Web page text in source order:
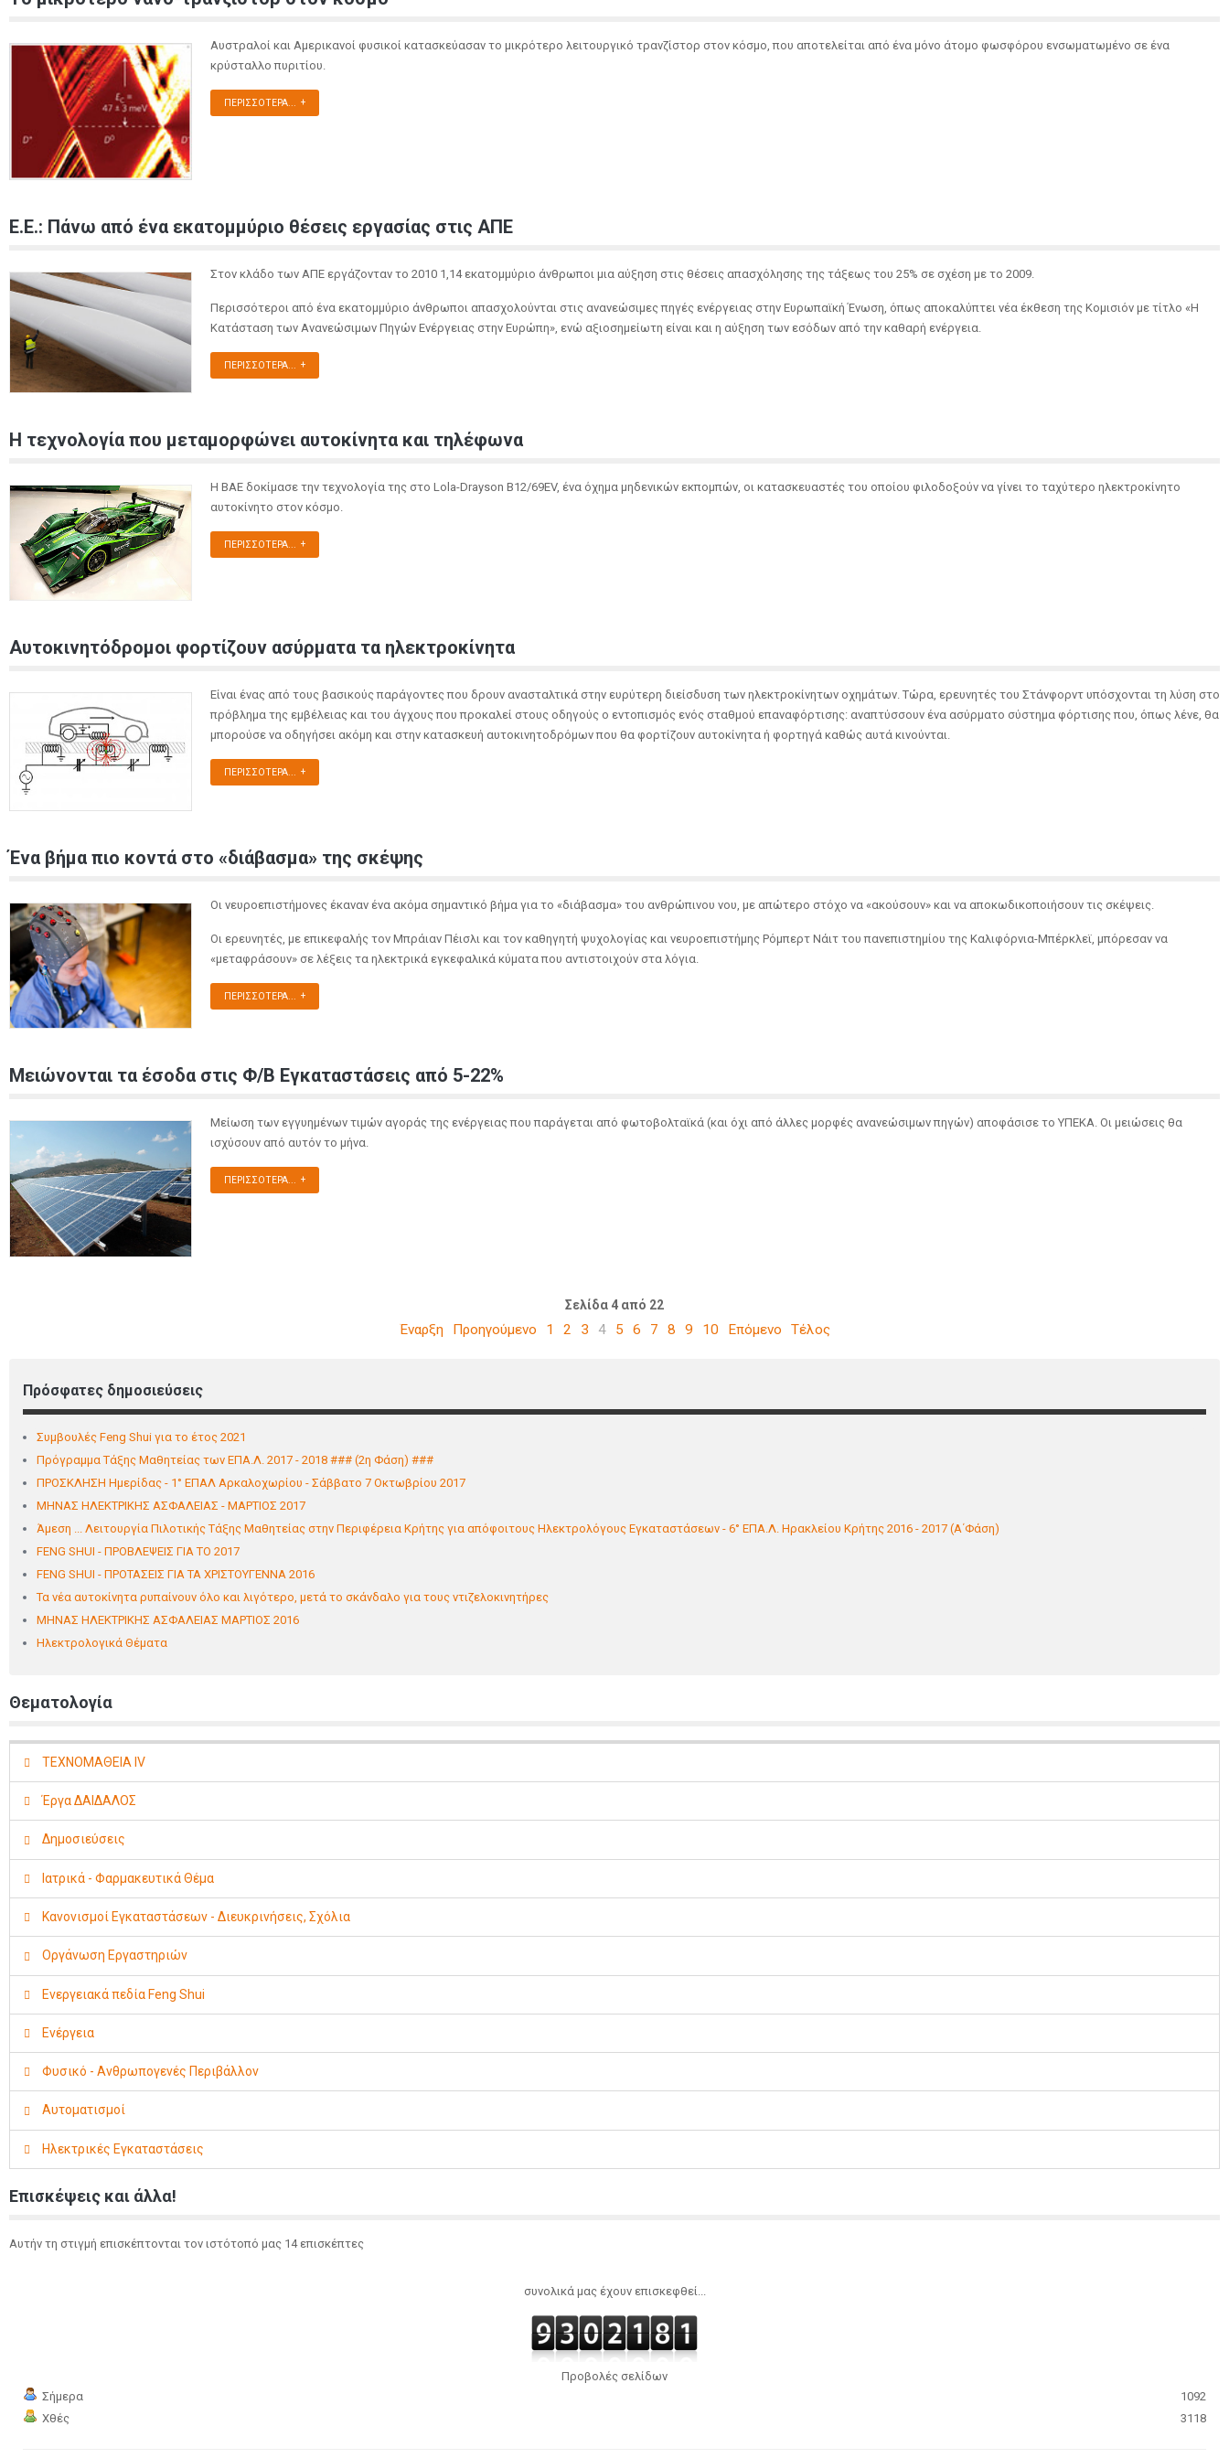
Αυστραλοί και Αμερικανοί φυσικοί κατασκεύασαν το μικρότερο λειτουργικό τρανζίστορ στον κόσμο, που αποτελείται από ένα μόνο άτομο φωσφόρου ενσωματωμένο σε ένα
κρύσταλλο πυριτίου.
ΠΕΡΙΣΣΌΤΕΡΑ...
Ε.Ε.: Πάνω από ένα εκατομμύριο θέσεις εργασίας στις ΑΠΕ
Στον κλάδο των ΑΠΕ εργάζονταν το 2010 1,14 εκατομμύριο άνθρωποι μια αύξηση στις θέσεις απασχόλησης της τάξεως του 25% σε σχέση με το 2009.
Περισσότεροι από ένα εκατομμύριο άνθρωποι απασχολούνται στις ανανεώσιμες πηγές ενέργειας στην Ευρωπαϊκή Ένωση, όπως αποκαλύπτει νέα έκθεση της Κομισιόν με τίτλο «Η
Κατάσταση των Ανανεώσιμων Πηγών Ενέργειας στην Ευρώπη», ενώ αξιοσημείωτη είναι και η αύξηση των εσόδων από την καθαρή ενέργεια.
ΠΕΡΙΣΣΌΤΕΡΑ...
Η τεχνολογία που μεταμορφώνει αυτοκίνητα και τηλέφωνα
Η BAE δοκίμασε την τεχνολογία της στο Lola-Drayson B12/69EV, ένα όχημα μηδενικών εκπομπών, οι κατασκευαστές του οποίου φιλοδοξούν να γίνει το ταχύτερο ηλεκτροκίνητο
αυτοκίνητο στον κόσμο.
ΠΕΡΙΣΣΌΤΕΡΑ...
Αυτοκινητόδρομοι φορτίζουν ασύρματα τα ηλεκτροκίνητα
Είναι ένας από τους βασικούς παράγοντες που δρουν ανασταλτικά στην ευρύτερη διείσδυση των ηλεκτροκίνητων οχημάτων. Τώρα, ερευνητές του Στάνφορντ υπόσχονται τη λύση στο
πρόβλημα της εμβέλειας και του άγχους που προκαλεί στους οδηγούς ο εντοπισμός ενός σταθμού επαναφόρτισης: αναπτύσσουν ένα ασύρματο σύστημα φόρτισης που, όπως λένε, θα
μπορούσε να οδηγήσει ακόμη και στην κατασκευή αυτοκινητοδρόμων που θα φορτίζουν αυτοκίνητα ή φορτηγά καθώς αυτά κινούνται.
ΠΕΡΙΣΣΌΤΕΡΑ...
Ένα βήμα πιο κοντά στο «διάβασμα» της σκέψης
Οι νευροεπιστήμονες έκαναν ένα ακόμα σημαντικό βήμα για το «διάβασμα» του ανθρώπινου νου, με απώτερο στόχο να «ακούσουν» και να αποκωδικοποιήσουν τις σκέψεις.
Οι ερευνητές, με επικεφαλής τον Μπράιαν Πέισλι και τον καθηγητή ψυχολογίας και νευροεπιστήμης Ρόμπερτ Νάιτ του πανεπιστημίου της Καλιφόρνια-Μπέρκλεϊ, μπόρεσαν να
«μεταφράσουν» σε λέξεις τα ηλεκτρικά εγκεφαλικά κύματα που αντιστοιχούν στα λόγια.
ΠΕΡΙΣΣΌΤΕΡΑ...
Μειώνονται τα έσοδα στις Φ/Β Εγκαταστάσεις από 5-22%
Μείωση των εγγυημένων τιμών αγοράς της ενέργειας που παράγεται από φωτοβολταϊκά (και όχι από άλλες μορφές ανανεώσιμων πηγών) αποφάσισε το ΥΠΕΚΑ. Οι μειώσεις θα
ισχύσουν από αυτόν το μήνα.
ΠΕΡΙΣΣΌΤΕΡΑ...
Σελίδα 4 από 22
Έναρξη Προηγούμενο 1 2 3 4 5 6 7 8 9 10 Επόμενο Τέλος
Πρόσφατες δημοσιεύσεις
Συμβουλές Feng Shui για το έτος 2021
Πρόγραμμα Τάξης Μαθητείας των ΕΠΑ.Λ. 2017 - 2018 ### (2η Φάση) ###
ΠΡΟΣΚΛΗΣΗ Ημερίδας - 1° ΕΠΑΛ Αρκαλoχωρίου - Σάββατο 7 Οκτωβρίου 2017
ΜΗΝΑΣ ΗΛΕΚΤΡΙΚΗΣ ΑΣΦΑΛΕΙΑΣ - ΜΑΡΤΙΟΣ 2017
Άμεση ... Λειτουργία Πιλοτικής Τάξης Μαθητείας στην Περιφέρεια Κρήτης για απόφοιτους Ηλεκτρολόγους Εγκαταστάσεων - 6° ΕΠΑ.Λ. Ηρακλείου Κρήτης 2016 - 2017 (Α΄Φάση)
FENG SHUI - ΠΡΟΒΛΕΨΕΙΣ ΓΙΑ ΤΟ 2017
FENG SHUI - ΠΡΟΤΑΣΕΙΣ ΓΙΑ ΤΑ ΧΡΙΣΤΟΥΓΕΝΝΑ 2016
Τα νέα αυτοκίνητα ρυπαίνουν όλο και λιγότερο, μετά το σκάνδαλο για τους ντιζελοκινητήρες
ΜΗΝΑΣ ΗΛΕΚΤΡΙΚΗΣ ΑΣΦΑΛΕΙΑΣ ΜΑΡΤΙΟΣ 2016
Ηλεκτρολογικά Θέματα
Θεματολογία
ΤΕΧΝΟΜΑΘΕΙΑ IV
Έργα ΔΑΙΔΑΛΟΣ
Δημοσιεύσεις
Ιατρικά - Φαρμακευτικά Θέμα
Κανονισμοί Εγκαταστάσεων - Διευκρινήσεις, Σχόλια
Οργάνωση Εργαστηριών
Ενεργειακά πεδία Feng Shui
Ενέργεια
Φυσικό - Ανθρωπογενές Περιβάλλον
Αυτοματισμοί
Ηλεκτρικές Εγκαταστάσεις
Επισκέψεις και άλλα!
Αυτήν τη στιγμή επισκέπτονται τον ιστότοπό μας 14 επισκέπτες
συνολικά μας έχουν επισκεφθεί...
Προβολές σελίδων
Σήμερα
Χθές
1092
3118